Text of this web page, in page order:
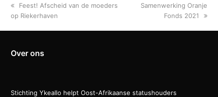
previous
post:
Feest! Afscheid van de moeders
op Riekerhaven
next
Samenwerking Oranje
Fonds 2021
Over ons
Stichting Ykeallo helpt Oost-Afrikaanse statushouders